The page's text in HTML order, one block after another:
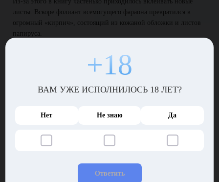
листы. Вскоре фолиант всемогущего фараона превратился в
огромный «кирпич», состоящий из кожаной обложки и листов
папируса.
Аметит начал испытывать некоторые неудобства: книга изрядно
речи! Фараону приходилось брать рабов с носилками, которые
Однажды Аметит позвал к себе верховного жреца и приказал
+18
ВАМ УЖЕ ИСПОЛНИЛОСЬ 18 ЛЕТ?
Нет Не знаю Да
Ответить